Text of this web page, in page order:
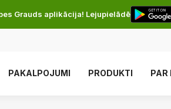
Grauds aplikācija! Lejupielādē
PAKALPOJUMI PRODUKTI PAR